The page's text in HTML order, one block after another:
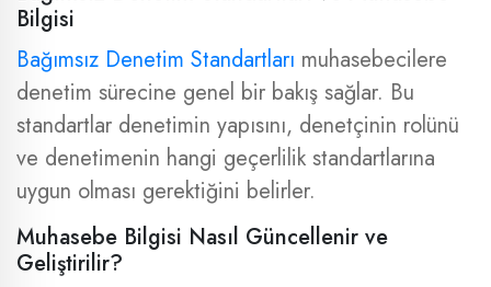
Bilgisi
Bağımsız Denetim Standartları muhasebecilere
denetim sürecine genel bir bakış sağlar. Bu
standartlar denetimin yapısını, denetçinin rolünü
ve denetimenin hangi geçerlilik standartlarına
uygun olması gerektiğini belirler.
Muhasebe Bilgisi Nasıl Güncellenir ve
Geliştirilir?